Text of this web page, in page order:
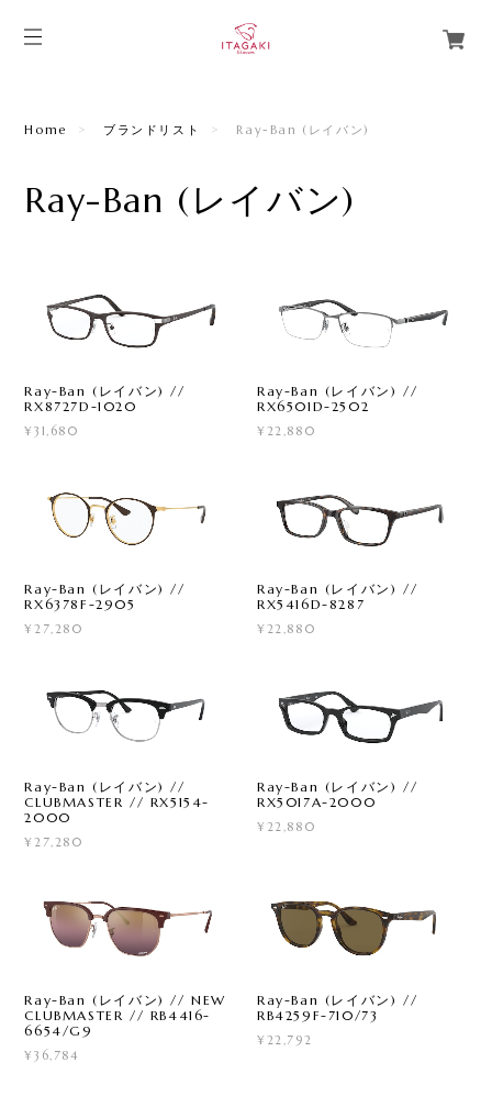
Home ブランドリスト Ray-Ban (レイバン)
Ray-Ban (レイバン)
Ray-Ban (レイバン) //
RX8727D-1020
¥31,680
Ray-Ban (レイバン) //
RX6501D-2502
¥22,880
Ray-Ban (レイバン) //
RX6378F-2905
¥27,280
Ray-Ban (レイバン) //
RX5416D-8287
¥22,880
Ray-Ban (レイバン) //
CLUBMASTER // RX5154-
2000
¥27,280
Ray-Ban (レイバン) //
RX5017A-2000
¥22,880
Ray-Ban (レイバン) // NEW
CLUBMASTER // RB4416-
6654/G9
¥36,784
Ray-Ban (レイバン) //
RB4259F-710/73
¥22,792